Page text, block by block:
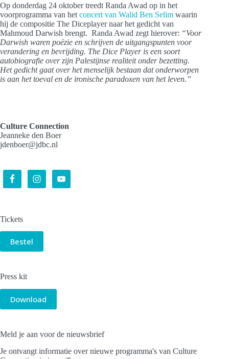
Op donderdag 24 oktober treedt Randa Awad op in het
voorprogramma van het concert van Walid Ben Selim waarin
hij de compositie The Diceplayer naar het gedicht van
Mahmoud Darwish brengt. Randa Awad zegt hierover: “Voor
Darwish waren poëzie en schrijven de uitgangspunten voor
verandering en bevrijding. The Dice Player is een soort
autobiografie over zijn Palestijnse realiteit onder bezetting.
Het gedicht gaat over het menselijk bestaan dat onderworpen
is aan het toeval en de ironische paradoxen van het leven.”
Culture Connection
Jeanneke den Boer
jdenboer@jdbc.nl
Tickets
Bestel
Press kit
Download
Meld je aan voor de nieuwsbrief
Je ontvangt informatie over nieuwe programma's van Culture